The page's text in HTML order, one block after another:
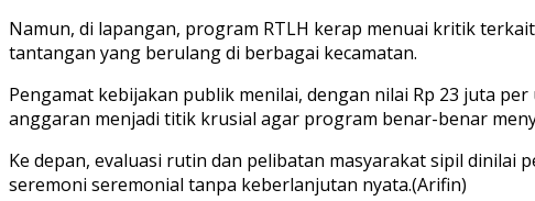
Namun, di lapangan, program RTLH kerap menuai kritik
tantangan yang berulang di berbagai kecamatan.
Pengamat kebijakan publik menilai, dengan nilai Rp 23 juta
anggaran menjadi titik krusial agar program benar-benar
Ke depan, evaluasi rutin dan pelibatan masyarakat sipil
seremoni seremonial tanpa keberlanjutan nyata.(Arifin)